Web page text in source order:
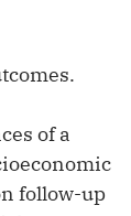
of a
follow-up